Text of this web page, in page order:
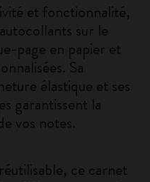
et fonctionnalité,
sur le
page en papier et
Sa
élastique et ses
garantissent la
vos notes.
ce carnet